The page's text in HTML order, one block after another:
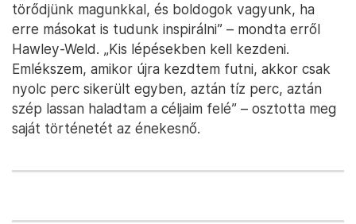
törődjünk magunkkal, és boldogok vagyunk, ha
erre másokat is tudunk inspirálni” – mondta erről
Hawley-Weld. „Kis lépésekben kell kezdeni.
Emlékszem, amikor újra kezdtem futni, akkor csak
nyolc perc sikerült egyben, aztán tíz perc, aztán
szép lassan haladtam a céljaim felé” – osztotta meg
saját történetét az énekesnő.